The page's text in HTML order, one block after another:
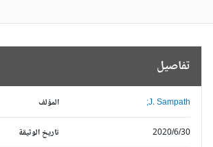
تفاصيل
المؤلف J. Sampath;
تاريخ الوثيقة 2020/6/30